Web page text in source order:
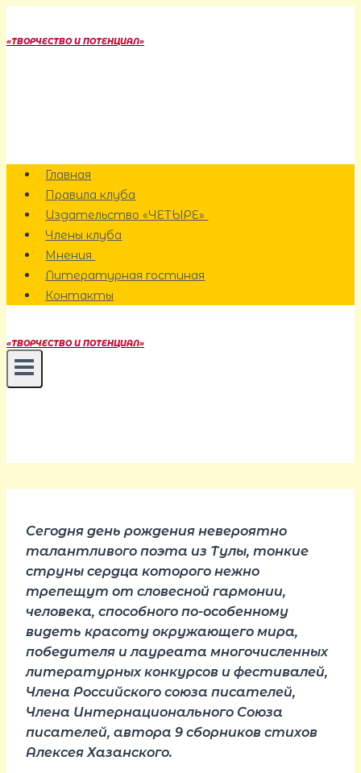
к
«ТВОРЧЕСТВО И ПОТЕНЦИАЛ»
Главная
Правила клуба
Издательство «ЧЕТЫРЕ»
Члены клуба
Мнения
Литературная гостиная
Контакты
«ТВОРЧЕСТВО И ПОТЕНЦИАЛ»
Сегодня день рождения невероятно
талантливого поэта из Тулы, тонкие
струны сердца которого нежно
трепещут от словесной гармонии,
человека, способного по-особенному
видеть красоту окружающего мира,
победителя илауреата многочисленных
литературных конкурсов и фестивалей,
Члена Российского союза писателей,
Члена Интернационального Союза
писателей, автора 9 сборников стихов
Алексея Хазанского.